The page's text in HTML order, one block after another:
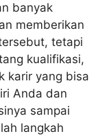
banyak
memberikan
tetapi
kualifikasi,
karir yang bisa
Anda dan
sampai
langkah